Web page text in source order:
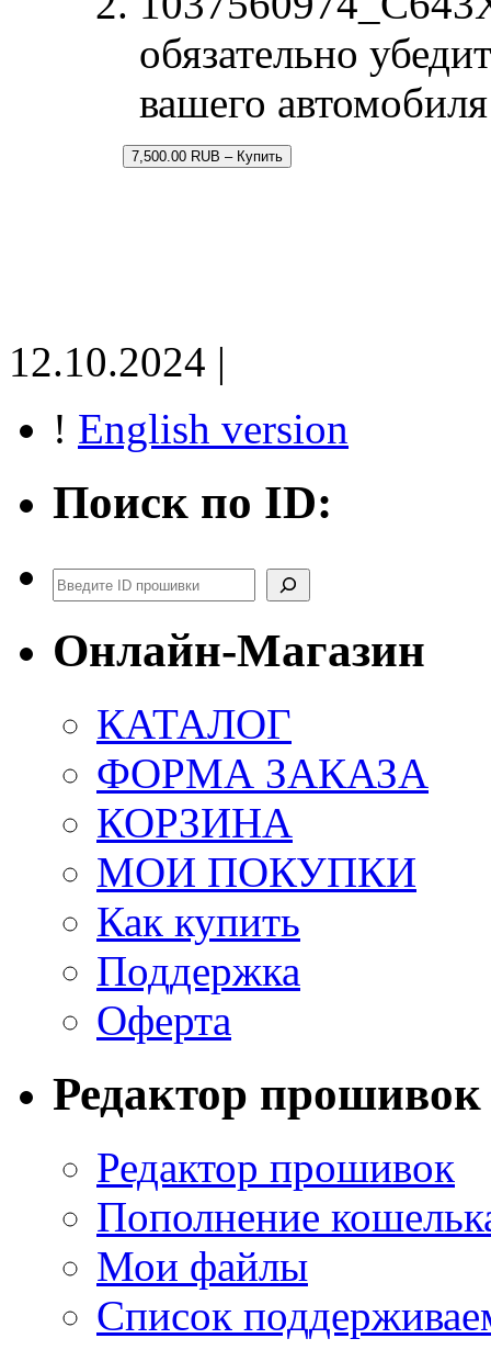
обязательно
вашего автомобиля
7,500.00 RUB – Купить
12.10.2024 |
! English version
Поиск по ID:
Поиск
Онлайн-Магазин
КАТАЛОГ
ФОРМА ЗАКАЗА
КОРЗИНА
МОИ ПОКУПКИ
Как купить
Поддержка
Оферта
Редактор прошивок
Редактор прошивок
Пополнение
Мои файлы
Список